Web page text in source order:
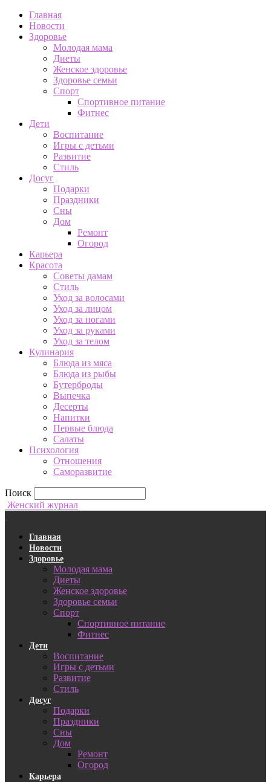
Главная
Новости
Здоровье
Молодая мама
Диеты
Женское здоровье
Здоровье семьи
Спорт
Спортивное питание
Фитнес
Дети
Воспитание
Игры с детьми
Развитие
Стиль
Досуг
Подарки
Праздники
Сны
Дом
Ремонт
Огород
Карьера
Красота
Советы дамам
Стиль
Уход за волосами
Уход за лицом
Уход за ногами
Уход за руками
Уход за телом
Кулинария
Блюда из мяса
Блюда из рыбы
Бутерброды
Выпечка
Десерты
Напитки
Первые блюда
Салаты
Психология
Отношения
Саморазвитие
Поиск
Женский журнал
Главная
Новости
Здоровье
Молодая мама
Диеты
Женское здоровье
Здоровье семьи
Спорт
Спортивное питание
Фитнес
Дети
Воспитание
Игры с детьми
Развитие
Стиль
Досуг
Подарки
Праздники
Сны
Дом
Ремонт
Огород
Карьера